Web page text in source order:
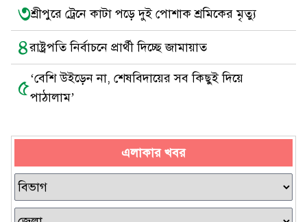
৩শ্রীপুরে ট্রেনে কাটা পড়ে দুই পোশাক শ্রমিকের মৃত্যু
৪রাষ্ট্রপতি নির্বাচনে প্রার্থী দিচ্ছে জামায়াত
৫‘বেশি উইড়েন না, শেষবিদায়ের সব কিছুই দিয়ে
পাঠালাম’
এলাকার খবর